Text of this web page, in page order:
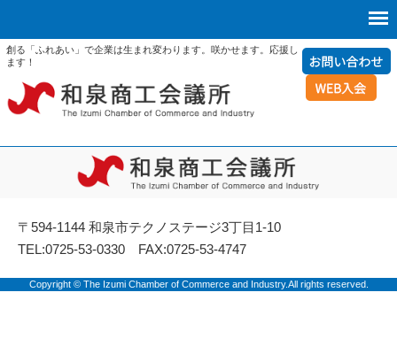
創る「ふれあい」で企業は生まれ変わります。咲かせます。応援し
ます！
〒594-1144 和泉市テクノステージ3丁目1-10
TEL:0725-53-0330 FAX:0725-53-4747
Copyright © The Izumi Chamber of Commerce and Industry.All rights reserved.